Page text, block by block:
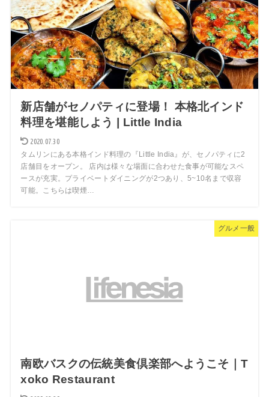
新店舗がセノパティに登場！ 本格北インド
料理を堪能しよう | Little India
2020.07.30
タムリンにある本格インド料理の『Little India』が、セノパティに2
店舗目をオープン。 店内は様々な場面に合わせた食事が可能なスペ
ースが充実。プライベートダイニングが2つあり、5~10名まで収容
可能。こちらは喫煙…
グルメ一般
南欧バスクの伝統美食倶楽部へようこそ｜T
xoko Restaurant